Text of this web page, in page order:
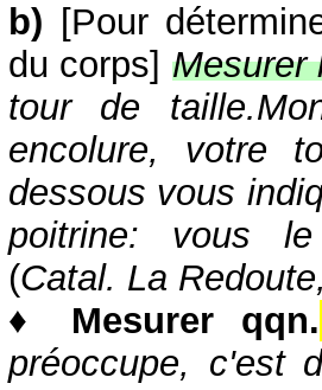
b) [Pour
du corps] Mesurer
tour de taille.
encolure, votre
dessous vous
poitrine: vous le
(Catal. La
♦ Mesurer qqn.
préoccupe, c'est